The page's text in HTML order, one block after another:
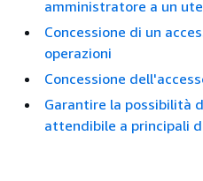
amministratore a un
Concessione di un
operazioni
Concessione
Garantire la possibilità
attendibile a principali